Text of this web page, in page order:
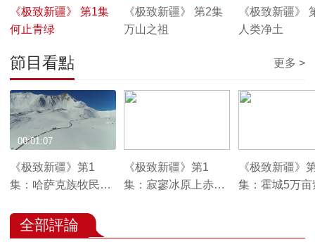
《极致新疆》 第1集
何止青绿
《极致新疆》 第2集
万山之祖
《极致新疆》
人类净土
節目看點 更多 >
《极致新疆》第1
集：哈萨克族牧民冬
00:01:07
《极致新疆》第1
集：寂寥冰原上赤狐
《极致新疆》
集：霍城5万亩
全部評論